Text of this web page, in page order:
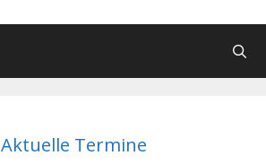
Aktuelle Termine